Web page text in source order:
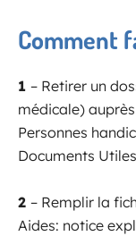
Comment
1 – Retirer un
médicale)
Personnes
Documents
2 – Remplir la
Aides: notice